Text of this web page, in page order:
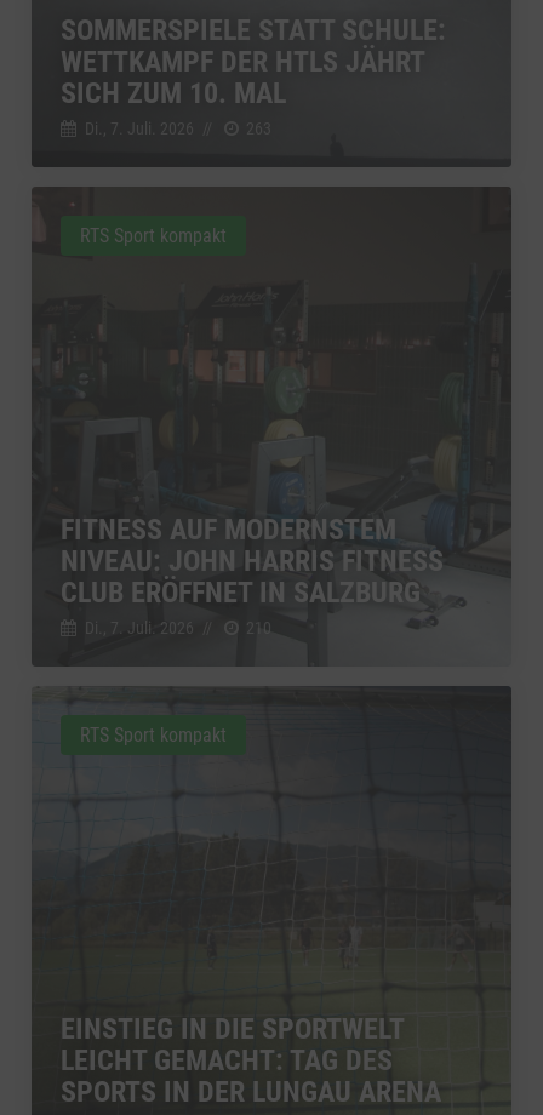
SOMMERSPIELE STATT SCHULE:
WETTKAMPF DER HTLS JÄHRT
SICH ZUM 10. MAL
Di., 7. Juli. 2026
FITNESS AUF MODERNSTEM
NIVEAU: JOHN HARRIS FITNESS
CLUB ERÖFFNET IN SALZBURG
Di., 7. Juli. 2026 210
RTS Sport kompakt
EINSTIEG IN DIE SPORTWELT
LEICHT GEMACHT: TAG DES
SPORTS IN DER LUNGAU ARENA
RTS Sport kompakt